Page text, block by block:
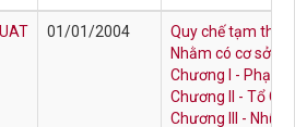
01/01/2004
Quy chế tạm thời
Nhằm có cơ sở
Chương I - Phạm
Chương II - Tổ
Chương III -